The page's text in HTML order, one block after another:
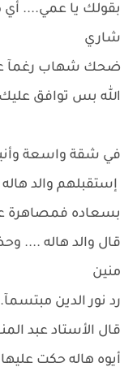
بقولك يا عمي.... أي
شاري
ضحك شهاب رغمآ
الله بس توافق عليك
في شقة واسعة
إستقبلهم والد هاله
بسعاده فمصاهرة
قال والد هاله ....
منين
رد نور الدين
قال الأستاد عبد
أيوه هاله حكت